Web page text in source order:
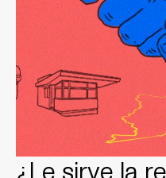
¿Le sirve la